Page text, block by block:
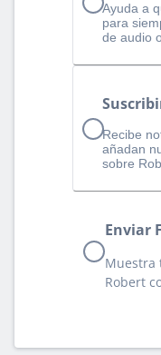
Ayuda a
para
de audio
Recibe
añadan
sobre
Enviar
Muestra
Robert